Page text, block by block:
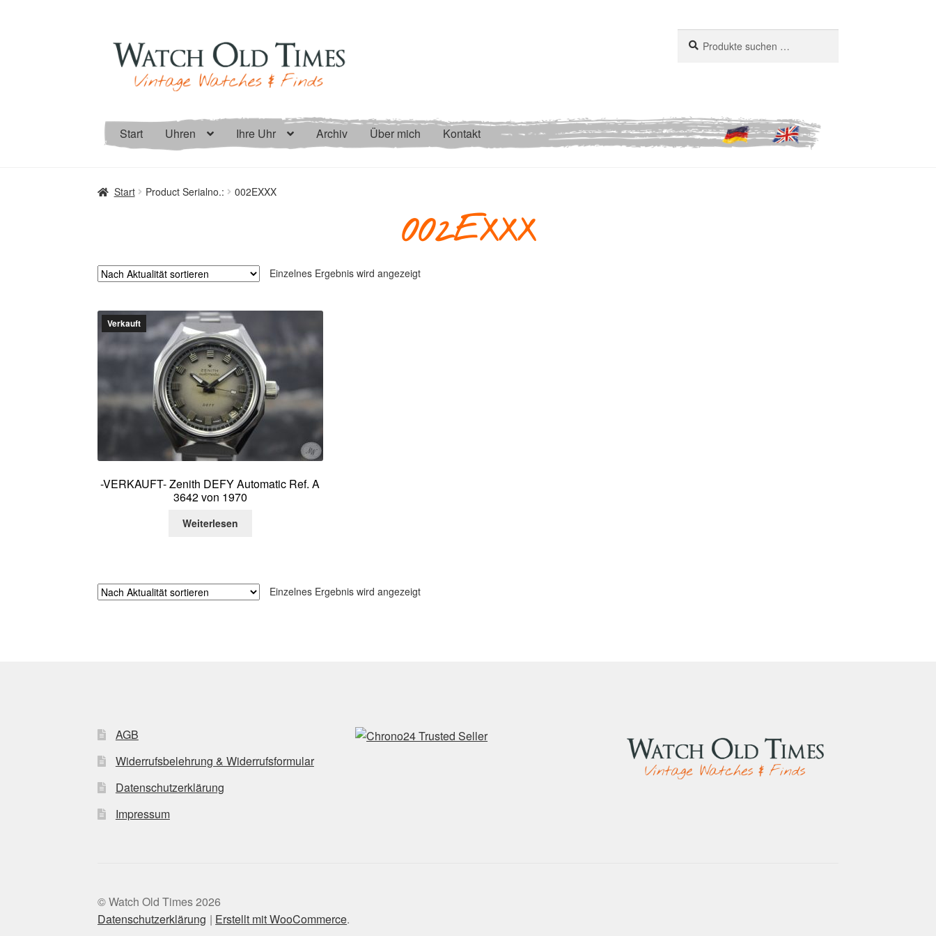
Navigation
springen
Inhalt
springen
nach:
Start Uhren Ihre Uhr Archiv Über mich Kontakt
Start Product Serialno.: 002EXXX
002EXXX
Einzelnes Ergebnis wird angezeigt
Verkauft
-VERKAUFT- Zenith DEFY Automatic Ref. A
3642 von 1970
Weiterlesen
Einzelnes Ergebnis wird angezeigt
AGB
Widerrufsbelehrung & Widerrufsformular
Datenschutzerklärung
Impressum
© Watch Old Times 2026
Datenschutzerklärung
Erstellt mit WooCommerce.